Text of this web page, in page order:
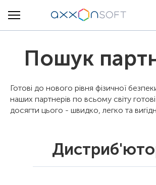
Пошук
Готові до нового рівня фізичної
наших партнерів по всьому світу
досягти цього - швидко, легко та